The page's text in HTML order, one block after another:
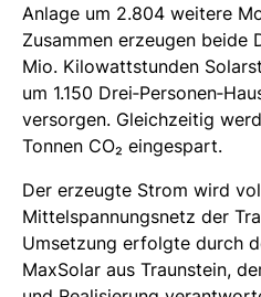
Anlage um 2.804 weitere
Zusammen erzeugen beide
Mio. Kilowattstunden
um 1.150
versorgen. Gleichzeitig
Tonnen CO₂ eingespart.
Der erzeugte Strom wird
Mittelspannungsnetz der
Umsetzung erfolgte durch
MaxSolar aus Traunstein,